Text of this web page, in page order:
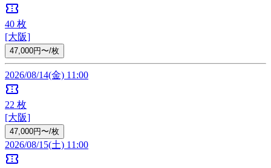
confirmation_number
40 枚
[大阪]
47,000円〜/枚
2026/08/14(金) 11:00
confirmation_number
22 枚
[大阪]
47,000円〜/枚
2026/08/15(土) 11:00
confirmation_number